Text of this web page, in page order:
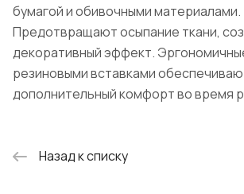
бумагой и обивочными материалами.
Предотвращают осыпание ткани,
декоративный эффект.
резиновыми вставками
дополнительный комфорт во время
Назад к списку